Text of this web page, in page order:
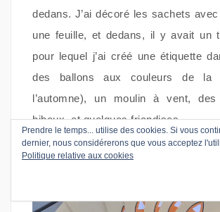
dedans. J’ai décoré les sachets
une feuille, et dedans, il y avait un
pour lequel j’ai créé une étiquette
des ballons aux couleurs de
l’automne), un moulin à vent,
hiboux, et quelques friandises.
Prendre le temps... utilise des cookies. Si vous
dernier, nous considérerons que vous acceptez
Politique relative aux cookies